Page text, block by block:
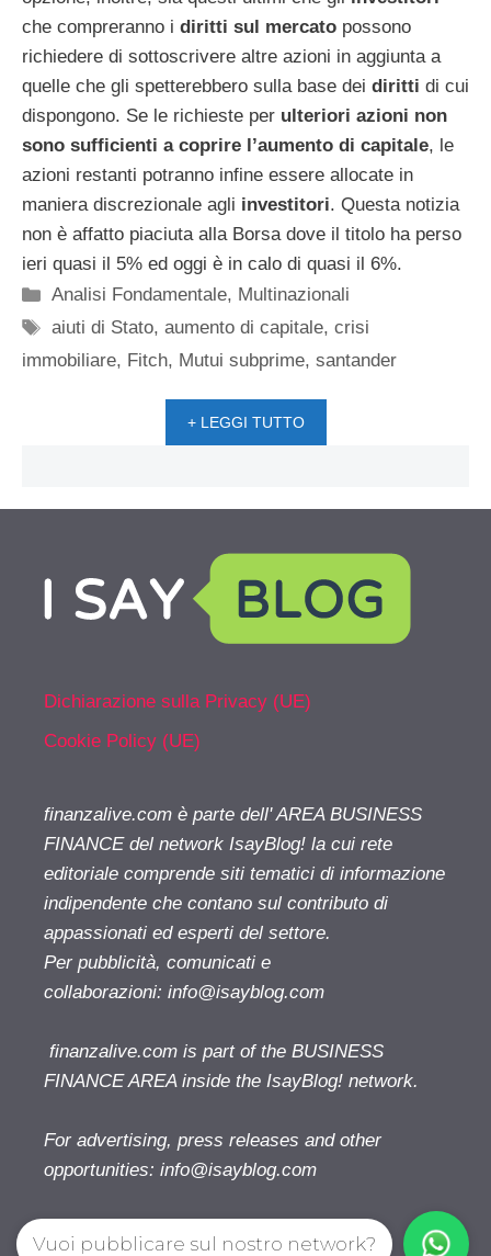
che compreranno i diritti sul mercato possono
richiedere di sottoscrivere altre azioni in aggiunta a
quelle che gli spetterebbero sulla base dei diritti di cui
dispongono. Se le richieste per ulteriori azioni non
sono sufficienti a coprire l’aumento di capitale, le
azioni restanti potranno infine essere allocate in
maniera discrezionale agli investitori. Questa notizia
non è affatto piaciuta alla Borsa dove il titolo ha perso
ieri quasi il 5% ed oggi è in calo di quasi il 6%.
Categorie
Analisi Fondamentale, Multinazionali
Tag
aiuti di Stato,aumento di capitale,crisi
immobiliare, Fitch, Mutui subprime, santander
+ LEGGI TUTTO
Dichiarazione sulla Privacy (UE)
Cookie Policy (UE)
finanzalive.com è parte dell' AREA BUSINESS
FINANCE del network IsayBlog! la cui rete
editoriale comprende siti tematici di informazione
indipendente che contano sul contributo di
appassionati ed esperti del settore.
Per pubblicità, comunicati e
collaborazioni: info@isayblog.com
finanzalive.com is part of the BUSINESS
FINANCE AREA inside the IsayBlog! network.
For advertising, press releases and other
opportunities: info@isayblog.com
Vuoi pubblicare sul nostro network?